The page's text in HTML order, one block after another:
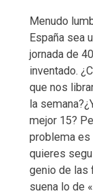
Menudo
España sea
jornada de
inventado.
que nos
la
mejor 15?
problema es
quieres
genio de las
suena lo de